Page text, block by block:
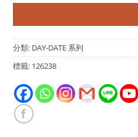
分類: DAY-DATE 系列
標籤: 126238